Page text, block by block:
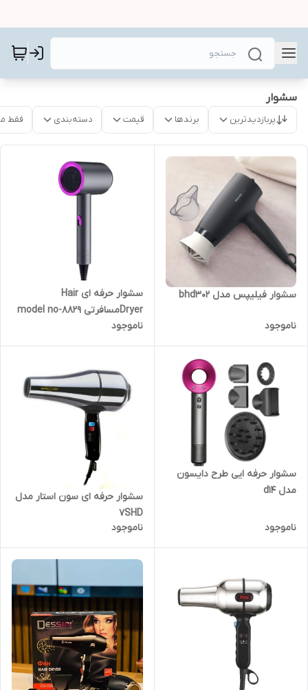
سشوار
پربازدیدترین برندها قیمت دسته‌بندی فقط
سشوار فیلیپس مدل bhd302
ناموجود
سشوار حرفه ای Hair
Dryerمسافرتی model no-8829
ناموجود
سشوار حرفه ایی طرح دایسون
مدل d14
ناموجود
سشوار حرفه ای سون استار مدل
7SHD
ناموجود